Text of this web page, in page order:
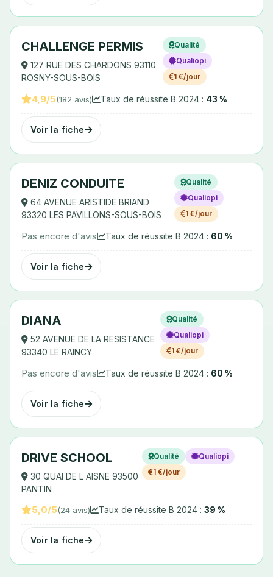
CHALLENGE PERMIS
127 RUE DES CHARDONS 93110
ROSNY-SOUS-BOIS
Qualité
Qualiopi
1 €/jour
4,9/5(182 avis) Taux de réussite B 2024 : 43 %
Voir la fiche
DENIZ CONDUITE
64 AVENUE ARISTIDE BRIAND
93320 LES PAVILLONS-SOUS-BOIS
Qualité
Qualiopi
1 €/jour
Pas encore d'avis Taux de réussite B 2024 : 60 %
Voir la fiche
DIANA
52 AVENUE DE LA RESISTANCE
93340 LE RAINCY
Qualité
Qualiopi
1 €/jour
Pas encore d'avis Taux de réussite B 2024 : 60 %
Voir la fiche
DRIVE SCHOOL
30 QUAI DE L AISNE 93500
PANTIN
Qualité
Qualiopi
1 €/jour
5,0/5(24 avis) Taux de réussite B 2024 : 39 %
Voir la fiche